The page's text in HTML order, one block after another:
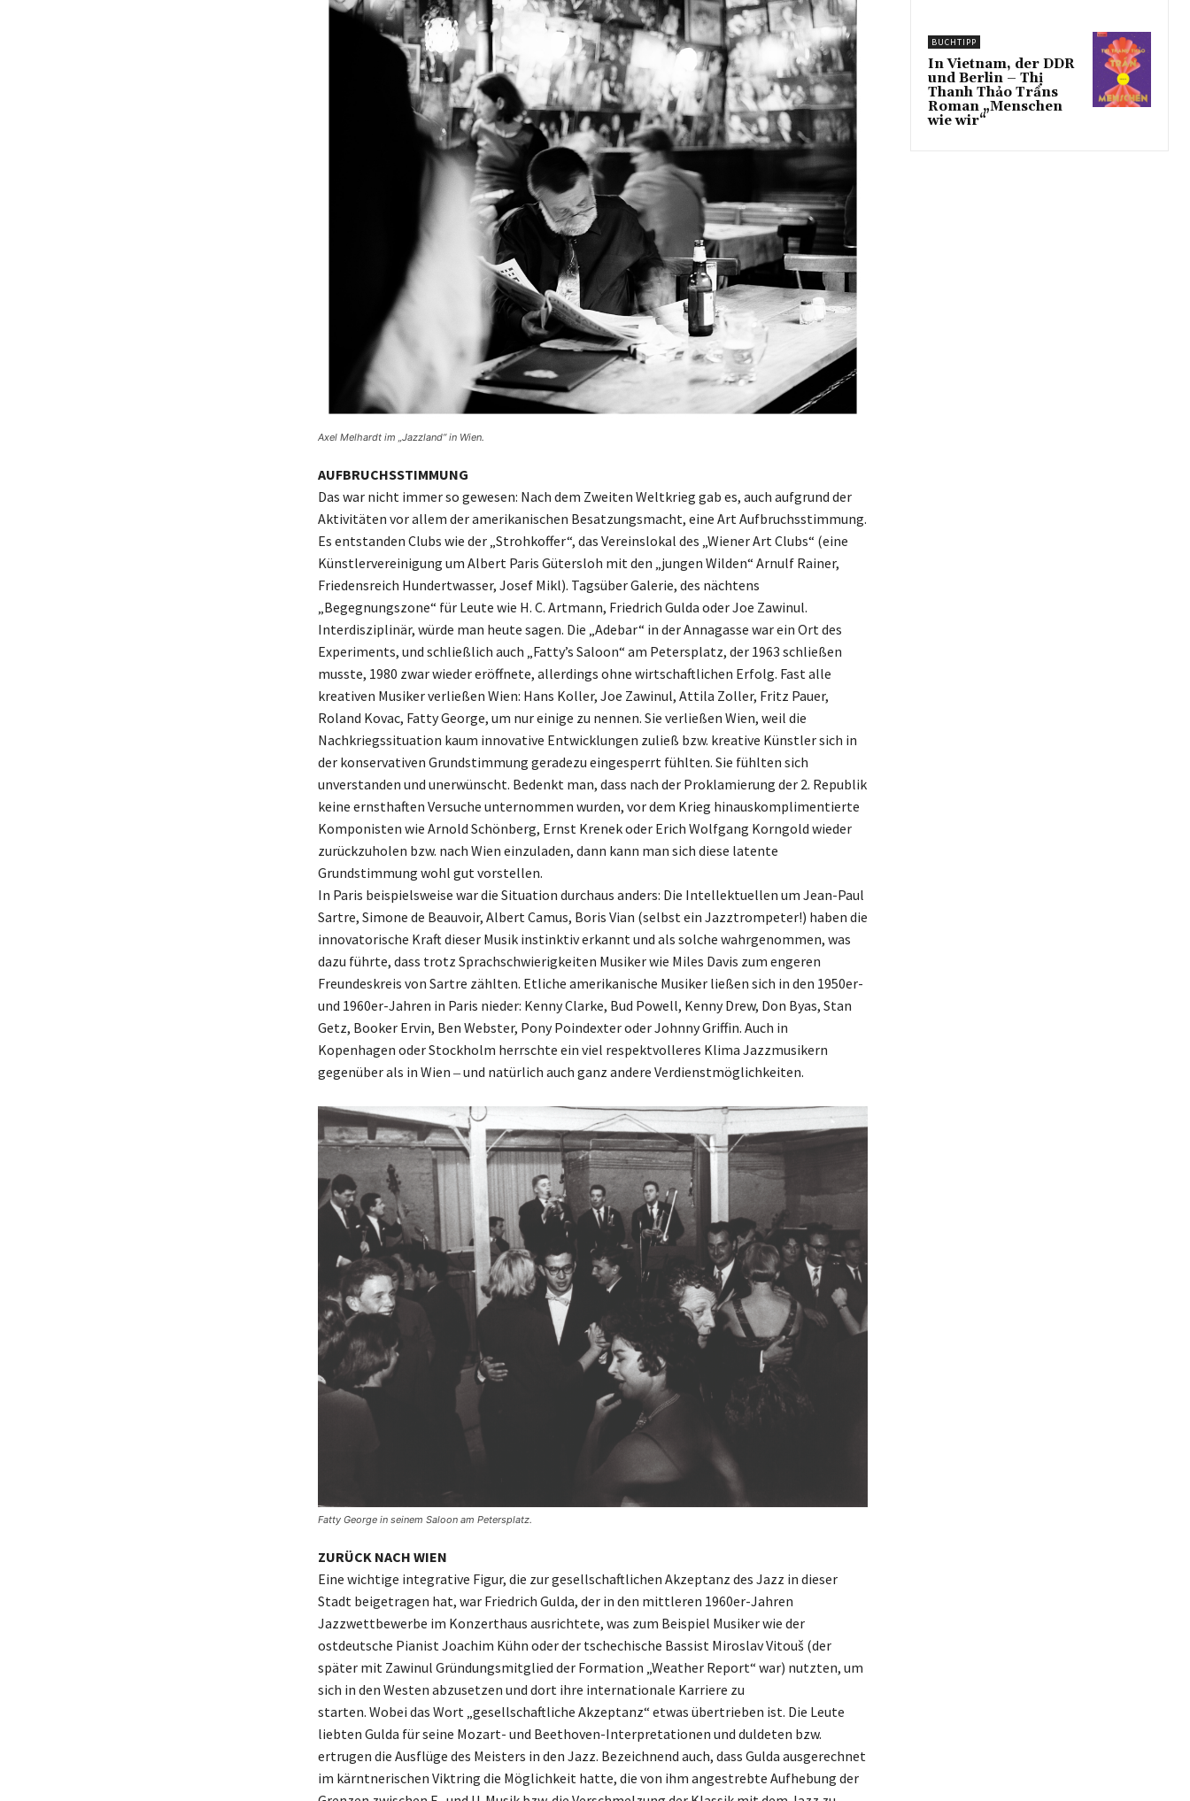
Axel Melhardt im „Jazzland“ in Wien.
AUFBRUCHSSTIMMUNG
Das war nicht immer so gewesen: Nach dem Zweiten Weltkrieg gab es, auch aufgrund der
Aktivitäten vor allem der amerikanischen Besatzungsmacht, eine Art Aufbruchsstimmung.
Es entstanden Clubs wie der „Strohkoffer“, das Vereinslokal des „Wiener Art Clubs“ (eine
Künstlervereinigung um Albert Paris Gütersloh mit den „jungen Wilden“ Arnulf Rainer,
Friedensreich Hundertwasser, Josef Mikl). Tagsüber Galerie, des nächtens
„Begegnungszone“ für Leute wie H. C. Artmann, Friedrich Gulda oder Joe Zawinul.
Interdisziplinär, würde man heute sagen. Die „Adebar“ in der Annagasse war ein Ort des
Experiments, und schließlich auch „Fatty’s Saloon“ am Petersplatz, der 1963 schließen
musste, 1980 zwar wieder eröffnete, allerdings ohne wirtschaftlichen Erfolg. Fast alle
kreativen Musiker verließen Wien: Hans Koller, Joe Zawinul, Attila Zoller, Fritz Pauer,
Roland Kovac, Fatty George, um nur einige zu nennen. Sie verließen Wien, weil die
Nachkriegssituation kaum innovative Entwicklungen zuließ bzw. kreative Künstler sich in
der konservativen Grundstimmung geradezu eingesperrt fühlten. Sie fühlten sich
unverstanden und unerwünscht. Bedenkt man, dass nach der Proklamierung der 2. Republik
keine ernsthaften Versuche unternommen wurden, vor dem Krieg hinauskomplimentierte
Komponisten wie Arnold Schönberg, Ernst Krenek oder Erich Wolfgang Korngold wieder
zurückzuholen bzw. nach Wien einzuladen, dann kann man sich diese latente
Grundstimmung wohl gut vorstellen.
In Paris beispielsweise war die Situation durchaus anders: Die Intellektuellen um Jean-Paul
Sartre, Simone de Beauvoir, Albert Camus, Boris Vian (selbst ein Jazztrompeter!) haben die
innovatorische Kraft dieser Musik instinktiv erkannt und als solche wahrgenommen, was
dazu führte, dass trotz Sprachschwierigkeiten Musiker wie Miles Davis zum engeren
Freundeskreis von Sartre zählten. Etliche amerikanische Musiker ließen sich in den 1950er-
und 1960er-Jahren in Paris nieder: Kenny Clarke, Bud Powell, Kenny Drew, Don Byas, Stan
Getz, Booker Ervin, Ben Webster, Pony Poindexter oder Johnny Griffin. Auch in
Kopenhagen oder Stockholm herrschte ein viel respektvolleres Klima Jazzmusikern
gegenüber als in Wien ‒ und natürlich auch ganz andere Verdienstmöglichkeiten.
Fatty George in seinem Saloon am Petersplatz.
ZURÜCK NACH WIEN
Eine wichtige integrative Figur, die zur gesellschaftlichen Akzeptanz des Jazz in dieser
Stadt beigetragen hat, war Friedrich Gulda, der in den mittleren 1960er-Jahren
Jazzwettbewerbe im Konzerthaus ausrichtete, was zum Beispiel Musiker wie der
ostdeutsche Pianist Joachim Kühn oder der tschechische Bassist Miroslav Vitouš (der
später mit Zawinul Gründungsmitglied der Formation „Weather Report“ war) nutzten, um
sich in den Westen abzusetzen und dort ihre internationale Karriere zu
starten. Wobei das Wort „gesellschaftliche Akzeptanz“ etwas übertrieben ist. Die Leute
liebten Gulda für seine Mozart- und Beethoven-Interpretationen und duldeten bzw.
ertrugen die Ausflüge des Meisters in den Jazz. Bezeichnend auch, dass Gulda ausgerechnet
im kärntnerischen Viktring die Möglichkeit hatte, die von ihm angestrebte Aufhebung der
BUCHTIPP
In Vietnam, der DDR
und Berlin – Thị
Thanh Thảo Trầns
Roman „Menschen
wie wir“